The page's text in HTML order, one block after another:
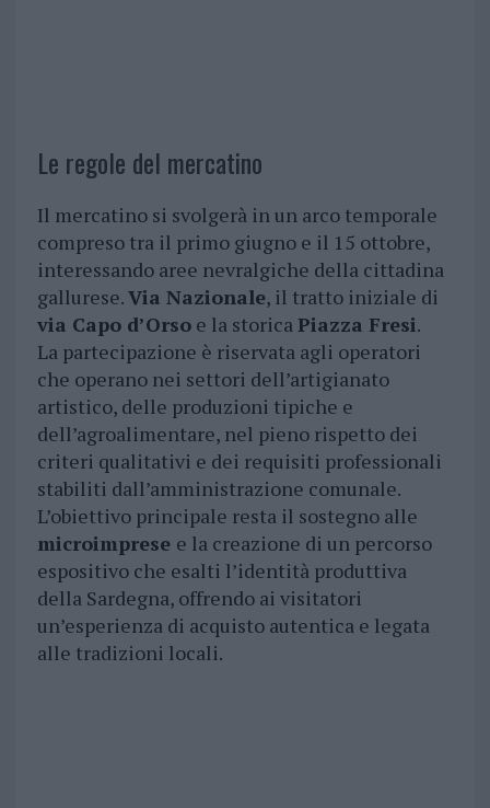
Le regole del mercatino
Il mercatino si svolgerà in un arco temporale
compreso tra il primo giugno e il 15 ottobre,
interessando aree nevralgiche della cittadina
gallurese.Via Nazionale, il tratto iniziale di
via Capo d’Orsoe la storicaPiazza Fresi.
La partecipazione è riservata agli operatori
che operano nei settori dell’artigianato
artistico, delle produzioni tipiche e
dell’agroalimentare, nel pieno rispetto dei
criteri qualitativi e dei requisiti professionali
stabiliti dall’amministrazione comunale.
L’obiettivo principale resta il sostegno alle
microimprese e la creazione di un percorso
espositivo che esalti l’identità produttiva
della Sardegna, offrendo ai visitatori
un’esperienza di acquisto autentica e legata
alle tradizioni locali.